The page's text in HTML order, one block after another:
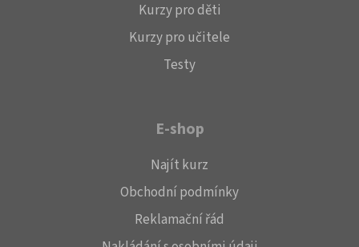
Kurzy pro děti
Kurzy pro učitele
Testy
E-shop
Najít kurz
Obchodní podmínky
Reklamační řád